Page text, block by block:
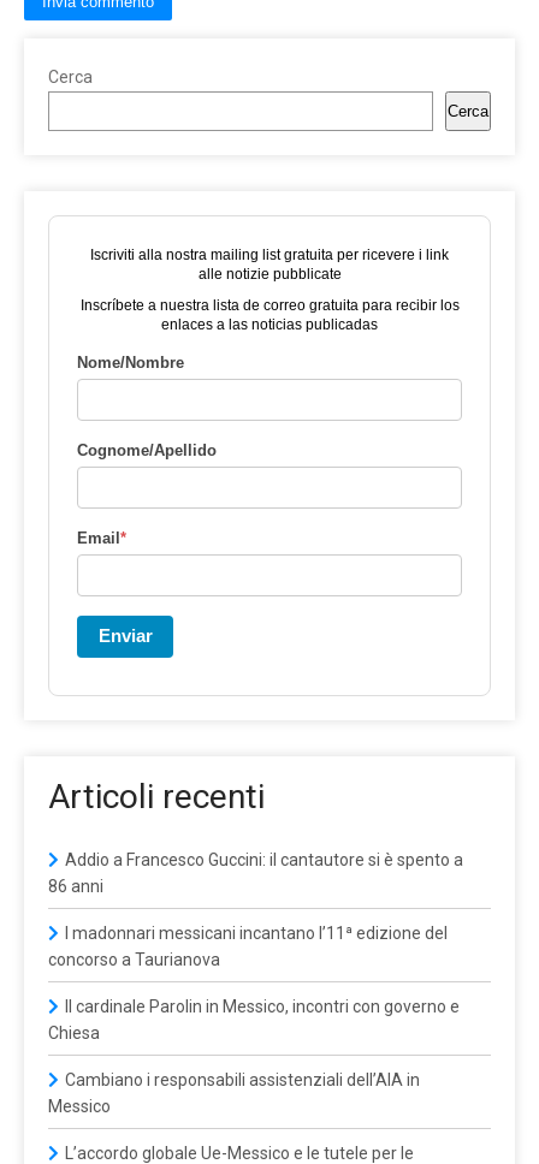
Cerca
Cerca
Iscriviti alla nostra mailing list gratuita per ricevere i link
alle notizie pubblicate
Inscríbete a nuestra lista de correo gratuita para recibir los
enlaces a las noticias publicadas
Nome/Nombre
Cognome/Apellido
Email*
Enviar
Articoli recenti
Addio a Francesco Guccini: il cantautore si è spento a
86 anni
I madonnari messicani incantano l’11ª edizione del
concorso a Taurianova
Il cardinale Parolin in Messico, incontri con governo e
Chiesa
Cambiano i responsabili assistenziali dell’AIA in
Messico
L’accordo globale Ue-Messico e le tutele per le